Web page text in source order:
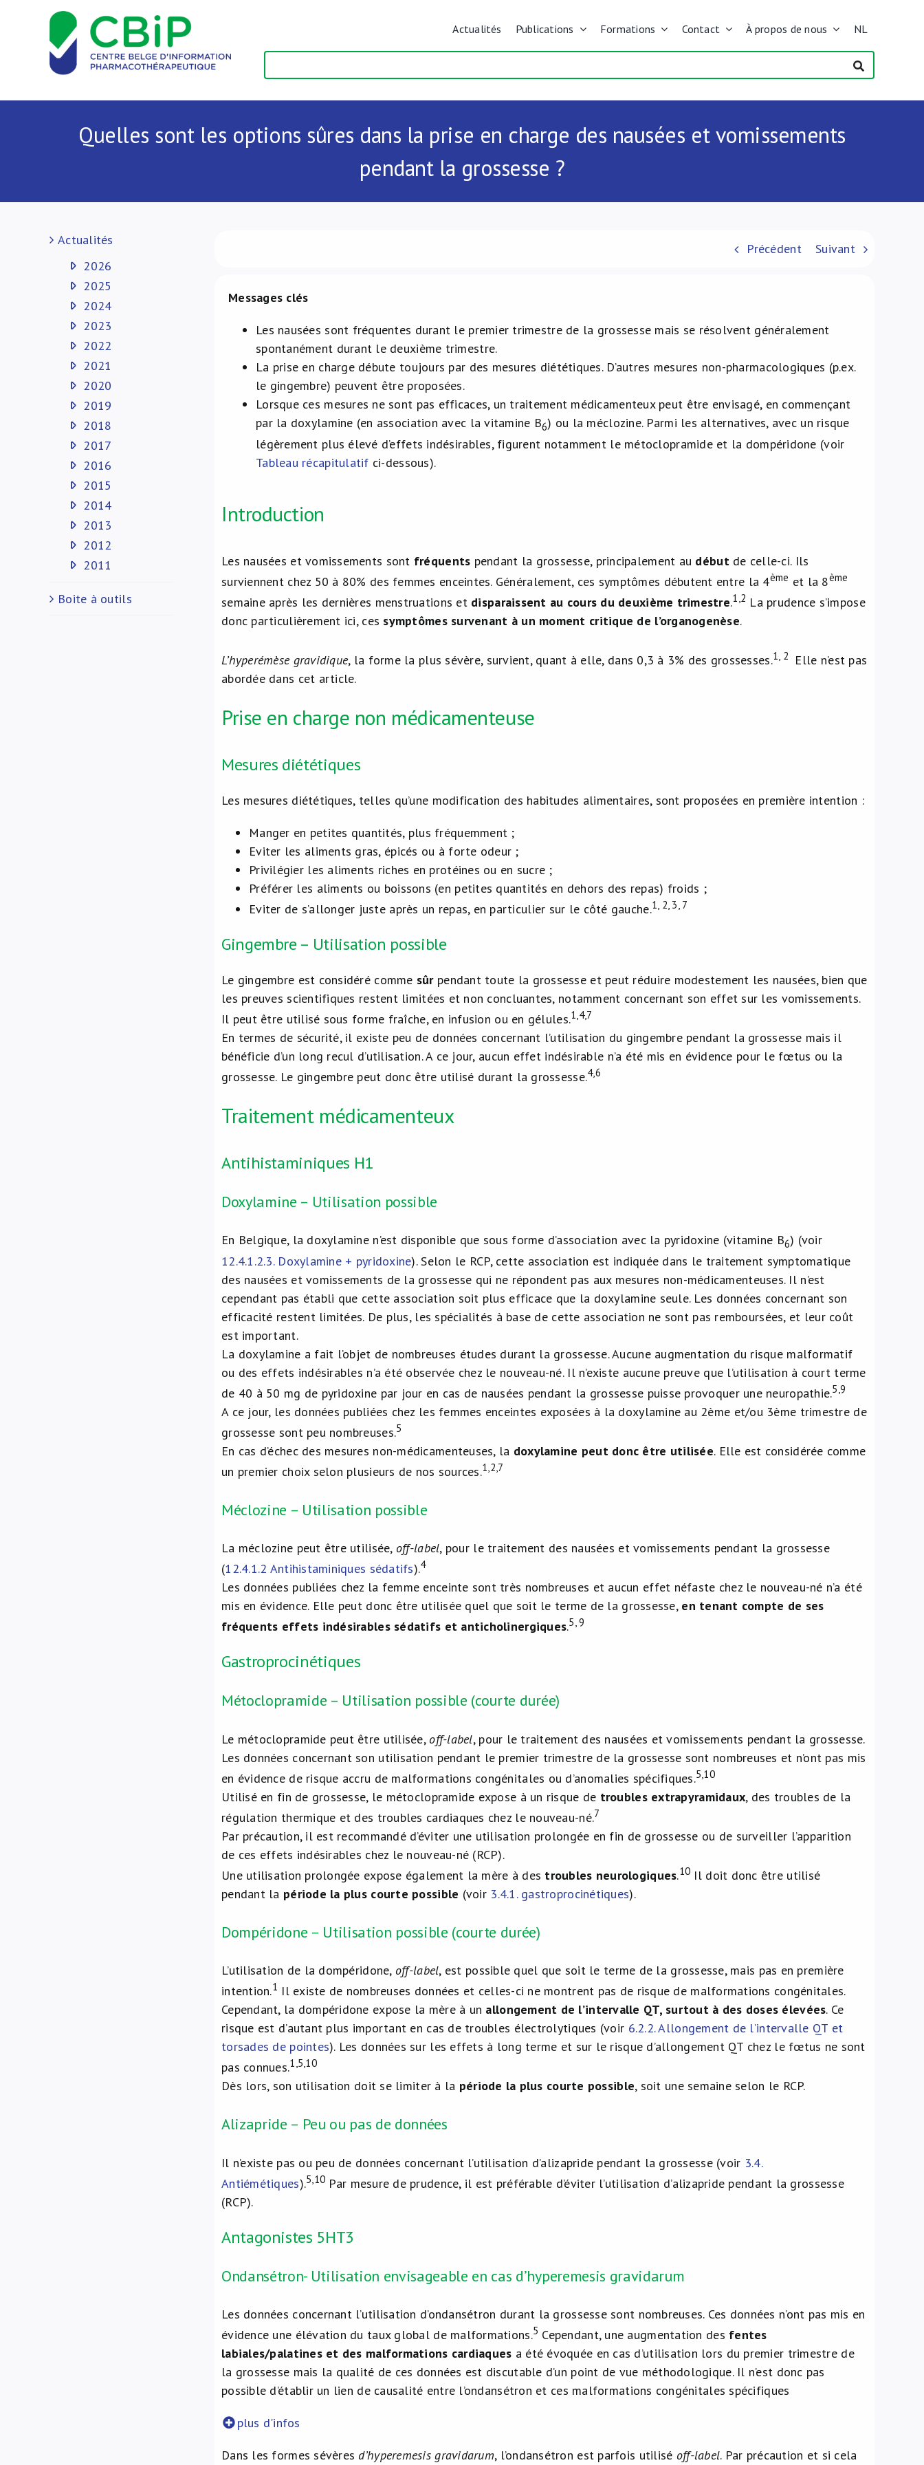
Actualités Publications Formations Contact À propos de nous NL
Quelles sont les options sûres dans la prise en charge des nausées et vomissements
pendant la grossesse ?
Précédent Suivant
Messages clés
Les nausées sont fréquentes durant le premier trimestre de la grossesse mais se résolvent généralement
spontanément durant le deuxième trimestre.
La prise en charge débute toujours par des mesures diététiques. D’autres mesures non-pharmacologiques (p.ex.
le gingembre) peuvent être proposées.
Lorsque ces mesures ne sont pas efficaces, un traitement médicamenteux peut être envisagé, en commençant
par la doxylamine (en association avec la vitamine B6) ou la méclozine. Parmi les alternatives, avec un risque
légèrement plus élevé d’effets indésirables, figurent notamment le métoclopramide et la dompéridone (voir
Tableau récapitulatif ci-dessous).
Introduction
Les nausées et vomissements sont fréquents pendant la grossesse, principalement au début de celle-ci. Ils
surviennent chez 50 à 80% des femmes enceintes. Généralement, ces symptômes débutent entre la 4ème et la 8ème
semaine après les dernières menstruations et disparaissent au cours du deuxième trimestre.1,2 La prudence s’impose
donc particulièrement ici, ces symptômes survenant à un moment critique de l’organogenèse.
L’hyperémèse gravidique, la forme la plus sévère, survient, quant à elle, dans 0,3 à 3% des grossesses.1, 2
Elle n’est pas
abordée dans cet article.
Prise en charge non médicamenteuse
Mesures diététiques
Les mesures diététiques, telles qu’une modification des habitudes alimentaires, sont proposées en première intention :
Manger en petites quantités, plus fréquemment ;
Eviter les aliments gras, épicés ou à forte odeur ;
Privilégier les aliments riches en protéines ou en sucre ;
Préférer les aliments ou boissons (en petites quantités en dehors des repas) froids ;
Eviter de s’allonger juste après un repas, en particulier sur le côté gauche.1, 2, 3, 7
Gingembre – Utilisation possible
Le gingembre est considéré comme sûrpendant toute la grossesse et peut réduire modestement les nausées, bien que
les preuves scientifiques restent limitées et non concluantes, notamment concernant son effet sur les vomissements.
Il peut être utilisé sous forme fraîche, en infusion ou en gélules.1,4,7
En termes de sécurité, il existe peu de données concernant l’utilisation du gingembre pendant la grossesse mais il
bénéficie d’un long recul d’utilisation. A ce jour, aucun effet indésirable n’a été mis en évidence pour le fœtus ou la
grossesse. Le gingembre peut donc être utilisé durant la grossesse.4,6
Traitement médicamenteux
Antihistaminiques H1
Doxylamine – Utilisation possible
En Belgique, la doxylamine n’est disponible que sous forme d’association avec la pyridoxine (vitamine B6) (voir
12.4.1.2.3. Doxylamine + pyridoxine). Selon le RCP, cette association est indiquée dans le traitement symptomatique
des nausées et vomissements de la grossesse qui ne répondent pas aux mesures non-médicamenteuses. Il n’est
cependant pas établi que cette association soit plus efficace que la doxylamine seule. Les données concernant son
efficacité restent limitées. De plus, les spécialités à base de cette association ne sont pas remboursées, et leur coût
est important.
La doxylamine a fait l’objet de nombreuses études durant la grossesse. Aucune augmentation du risque malformatif
ou des effets indésirables n’a été observée chez le nouveau-né. Il n’existe aucune preuve que l’utilisation à court terme
de 40 à 50 mg de pyridoxine par jour en cas de nausées pendant la grossesse puisse provoquer une neuropathie.5,9
A ce jour, les données publiées chez les femmes enceintes exposées à la doxylamine au 2ème et/ou 3ème trimestre de
grossesse sont peu nombreuses.5
En cas d’échec des mesures non-médicamenteuses, la doxylamine peut donc être utilisée. Elle est considérée comme
un premier choix selon plusieurs de nos sources.1,2,7
Méclozine – Utilisation possible
La méclozine peut être utilisée, off-label, pour le traitement des nausées et vomissements pendant la grossesse
(12.4.1.2 Antihistaminiques sédatifs).4
Les données publiées chez la femme enceinte sont très nombreuses et aucun effet néfaste chez le nouveau-né n’a été
mis en évidence. Elle peut donc être utilisée quel que soit le terme de la grossesse, en tenant compte de ses
fréquents effets indésirables sédatifs et anticholinergiques.5, 9
Gastroprocinétiques
Métoclopramide – Utilisation possible (courte durée)
Le métoclopramide peut être utilisée, off-label, pour le traitement des nausées et vomissements pendant la grossesse.
Les données concernant son utilisation pendant le premier trimestre de la grossesse sont nombreuses et n’ont pas mis
en évidence de risque accru de malformations congénitales ou d’anomalies spécifiques.5,10
Utilisé en fin de grossesse, le métoclopramide expose à un risque de troubles extrapyramidaux, des troubles de la
régulation thermique et des troubles cardiaques chez le nouveau-né.7
Par précaution, il est recommandé d’éviter une utilisation prolongée en fin de grossesse ou de surveiller l’apparition
de ces effets indésirables chez le nouveau-né (RCP).
Une utilisation prolongée expose également la mère à des troubles neurologiques.10 Il doit donc être utilisé
pendant la période la plus courte possible (voir 3.4.1. gastroprocinétiques).
Dompéridone – Utilisation possible (courte durée)
L’utilisation de la dompéridone, off-label, est possible quel que soit le terme de la grossesse, mais pas en première
intention.1 Il existe de nombreuses données et celles-ci ne montrent pas de risque de malformations congénitales.
Cependant, la dompéridone expose la mère à un allongement de l’intervalle QT, surtout à des doses élevées. Ce
risque est d’autant plus important en cas de troubles électrolytiques (voir 6.2.2. Allongement de l’intervalle QT et
torsades de pointes). Les données sur les effets à long terme et sur le risque d’allongement QT chez le fœtus ne sont
pas connues.1,5,10
Dès lors, son utilisation doit se limiter à la période la plus courte possible, soit une semaine selon le RCP.
Alizapride – Peu ou pas de données
Il n’existe pas ou peu de données concernant l’utilisation d’alizapride pendant la grossesse (voir 3.4.
Antiémétiques).5,10 Par mesure de prudence, il est préférable d’éviter l’utilisation d’alizapride pendant la grossesse
(RCP).
Antagonistes 5HT3
Ondansétron- Utilisation envisageable en cas d’hyperemesis gravidarum
Les données concernant l’utilisation d’ondansétron durant la grossesse sont nombreuses. Ces données n’ont pas mis en
évidence une élévation du taux global de malformations.5 Cependant, une augmentation des fentes
labiales/palatines et des malformations cardiaques a été évoquée en cas d’utilisation lors du premier trimestre de
la grossesse mais la qualité de ces données est discutable d’un point de vue méthodologique. Il n’est donc pas
possible d’établir un lien de causalité entre l’ondansétron et ces malformations congénitales spécifiques
plus d'infos
Dans les formes sévères d’hyperemesis gravidarum, l’ondansétron est parfois utilisé off-label. Par précaution et si cela
Actualités
2026
2025
2024
2023
2022
2021
2020
2019
2018
2017
2016
2015
2014
2013
2012
2011
Boite à outils